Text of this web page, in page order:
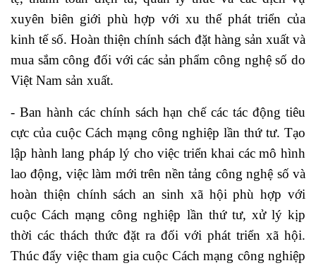
xuyên biên giới phù hợp với xu thế phát triển của
kinh tế số. Hoàn thiện chính sách đặt hàng sản xuất và
mua sắm công đối với các sản phẩm công nghệ số do
Việt Nam sản xuất.
- Ban hành các chính sách hạn chế các tác động tiêu
cực của cuộc Cách mạng công nghiệp lần thứ tư. Tạo
lập hành lang pháp lý cho việc triển khai các mô hình
lao động, việc làm mới trên nền tảng công nghệ số và
hoàn thiện chính sách an sinh xã hội phù hợp với
cuộc Cách mạng công nghiệp lần thứ tư, xử lý kịp
thời các thách thức đặt ra đối với phát triển xã hội.
Thúc đẩy việc tham gia cuộc Cách mạng công nghiệp